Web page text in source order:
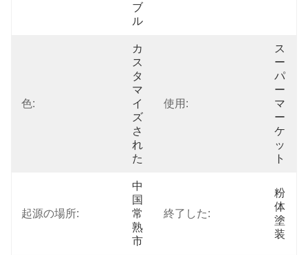
ブ
ル
色:
カ
ス
タ
マ
イ
ズ
さ
れ
た
使用:
ス
ー
パ
ー
マ
ー
ケ
ッ
ト
起源の場所:
中
国
常
熟
市
終了した:
粉
体
塗
装